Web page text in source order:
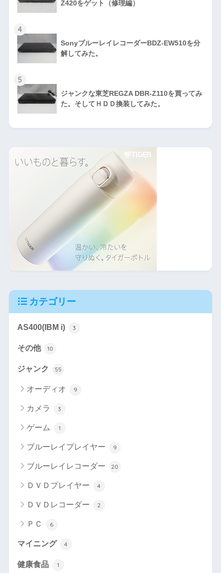
Z420をゲット（修理編）
4
SonyブルーレイレコーダーBDZ-EW510を分
解してみた。
5
ジャンクな東芝REGZA DBR-Z110を買ってみ
た。そしてＨＤＤ換装してみた。
カテゴリー
AS400(IBM i) 3
その他 10
ジャンク 55
オーディオ 9
カメラ 3
ゲーム 1
ブルーレイプレイヤー 9
ブルーレイレコーダー 20
ＤＶＤプレイヤー 4
ＤＶＤレコーダー 2
ＰＣ 6
マイニング 4
健康食品 1